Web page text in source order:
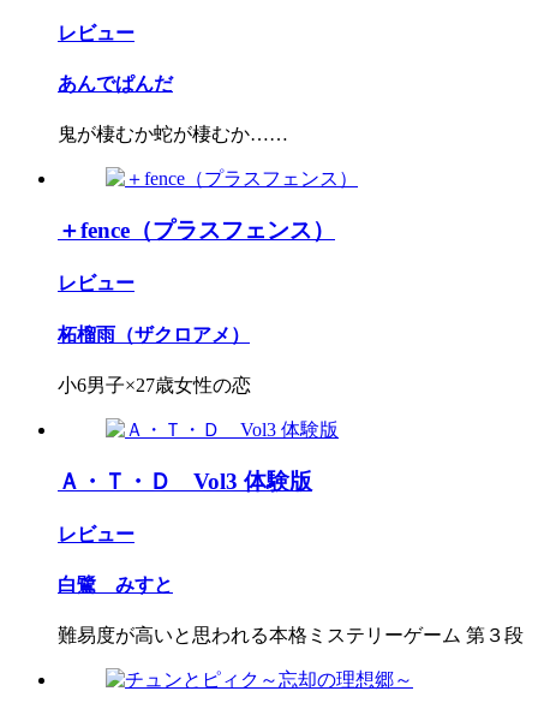
レビュー
あんでぱんだ
鬼が棲むか蛇が棲むか……
＋fence（プラスフェンス）
レビュー
柘榴雨（ザクロアメ）
小6男子×27歳女性の恋
Ａ・Ｔ・Ｄ Vol3 体験版
レビュー
白鷺 みすと
難易度が高いと思われる本格ミステリーゲーム 第３段